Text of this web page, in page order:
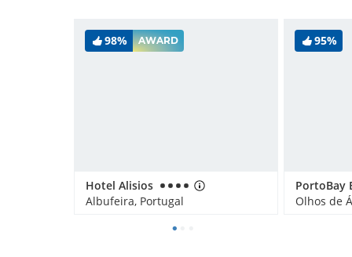
98% AWARD
Hotel Alisios
Albufeira, Portugal
95%
Olhos de